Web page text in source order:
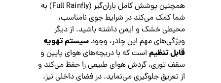
همچنین پوشش کامل باران‌گیر (Full Rainfly) به
شما کمک می‌کند در شرایط جوی نامناسب،
محیطی خشک و ایمن داشته باشید. از دیگر
ویژگی‌های مهم این چادر، وجود سیستم تهویه
قابل تنظیماست که با دریچه‌های هوای پایین و
سقف توری، گردش هوای طبیعی را حفظ می‌کند و
از تعریق جلوگیری می‌نماید. در فضای داخلی نیز،